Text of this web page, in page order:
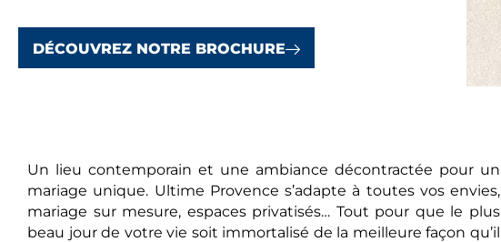
DÉCOUVREZ NOTRE BROCHURE
Un lieu contemporain et une ambiance décontractée pour un
mariage unique. Ultime Provence s’adapte à toutes vos envies,
mariage sur mesure, espaces privatisés… Tout pour que le plus
beau jour de votre vie soit immortalisé de la meilleure façon qu’il